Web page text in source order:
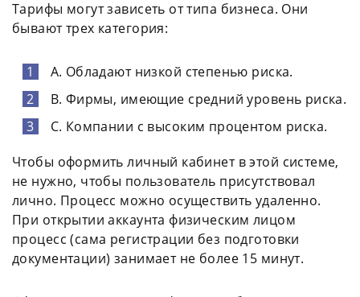
Тарифы могут зависеть от типа бизнеса. Они
бывают трех категория:
А. Обладают низкой степенью риска.
В. Фирмы, имеющие средний уровень риска.
С. Компании с высоким процентом риска.
Чтобы оформить личный кабинет в этой системе,
не нужно, чтобы пользователь присутствовал
лично. Процесс можно осуществить удаленно.
При открытии аккаунта физическим лицом
процесс (сама регистрации без подготовки
документации) занимает не более 15 минут.